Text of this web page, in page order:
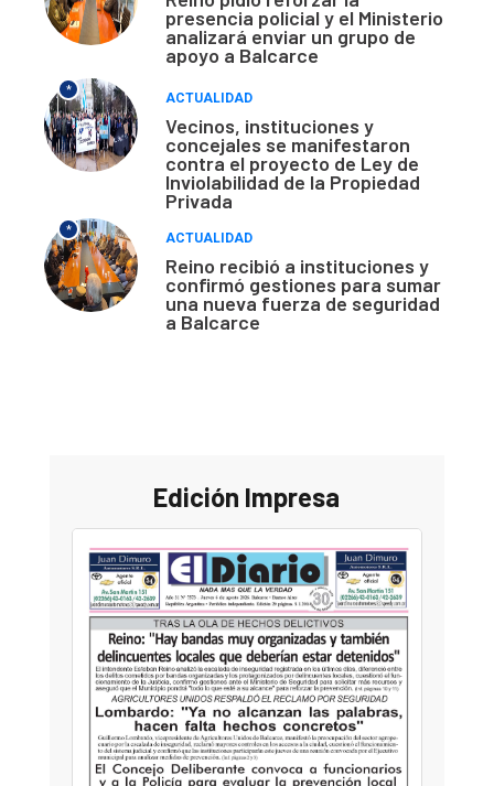
presencia policial y el Ministerio
analizará enviar un grupo de
apoyo a Balcarce
*
ACTUALIDAD
Vecinos, instituciones y
concejales se manifestaron
contra el proyecto de Ley de
Inviolabilidad de la Propiedad
Privada
*
ACTUALIDAD
Reino recibió a instituciones y
confirmó gestiones para sumar
una nueva fuerza de seguridad
a Balcarce
Edición Impresa